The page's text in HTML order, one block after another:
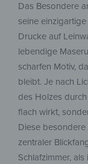
Das Besondere
seine
Drucke auf
lebendige
scharfen Motiv,
bleibt. Je nach
des Holzes
flach wirkt,
Diese besondere
zentraler
Schlafzimmer,